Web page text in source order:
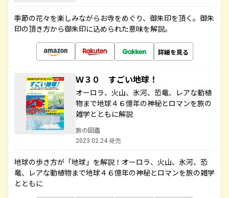
季節の花々を楽しみながらお寺をめぐり、御朱印を頂く。御朱
印の頂き方から御朱印に込められた意味を解説。
詳細を見る
Ｗ３０ すごい地球！
オーロラ、火山、氷河、恐竜、レアな動植
物まで地球４６億年の神秘とロマンを旅の
雑学とともに解説
旅の図鑑
2023.02.24 発売
地球の歩き方が「地球」を解説！オーロラ、火山、氷河、恐
竜、レアな動植物まで地球４６億年の神秘とロマンを旅の雑学
とともに